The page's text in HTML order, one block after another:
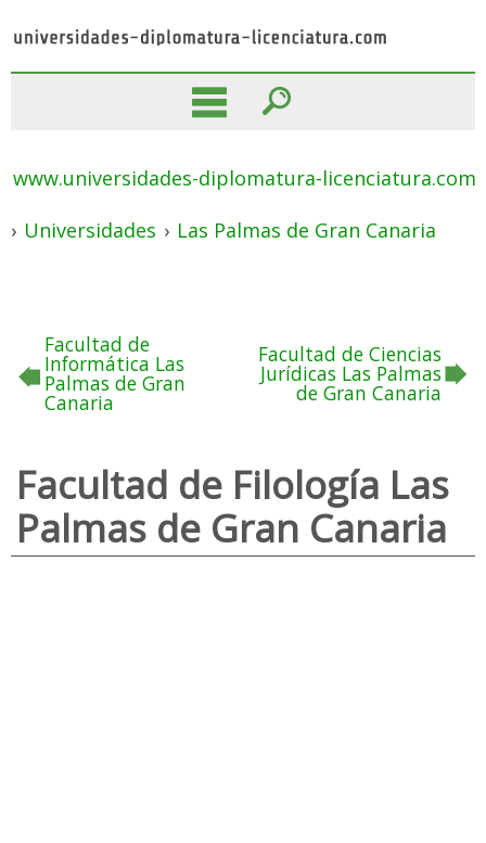
www.universidades-diplomatura-licenciatura.com
› Universidades › Las Palmas de Gran Canaria
Facultad de
Informática Las
Palmas de Gran
Canaria
Facultad de Ciencias
Jurídicas Las Palmas
de Gran Canaria
Facultad de Filología Las
Palmas de Gran Canaria